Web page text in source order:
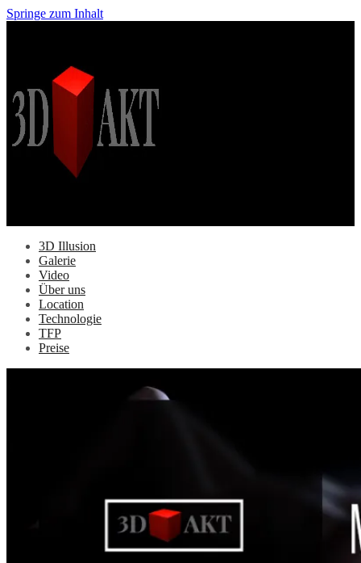
Springe zum Inhalt
3D Illusion
Galerie
Video
Über uns
Location
Technologie
TFP
Preise